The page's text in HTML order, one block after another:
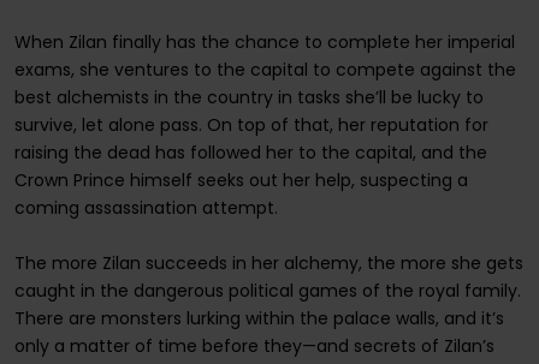
When Zilan finally has the chance to complete her imperial
exams, she ventures to the capital to compete against the
best alchemists in the country in tasks she’ll be lucky to
survive, let alone pass. On top of that, her reputation for
raising the dead has followed her to the capital, and the
Crown Prince himself seeks out her help, suspecting a
coming assassination attempt.
The more Zilan succeeds in her alchemy, the more she gets
caught in the dangerous political games of the royal family.
There are monsters lurking within the palace walls, and it’s
only a matter of time before they—and secrets of Zilan’s